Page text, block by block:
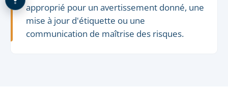
approprié pour un avertissement donné, une
mise à jour d'étiquette ou une
communication de maîtrise des risques.